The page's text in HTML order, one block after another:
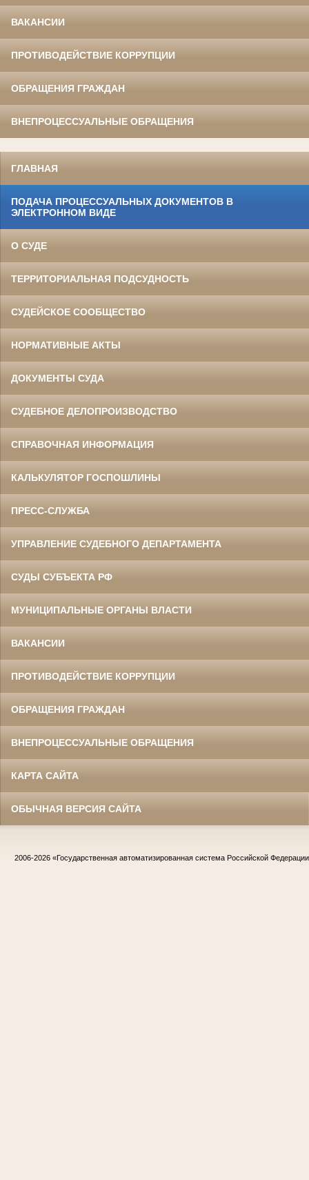
ВАКАНСИИ
ПРОТИВОДЕЙСТВИЕ КОРРУПЦИИ
ОБРАЩЕНИЯ ГРАЖДАН
ВНЕПРОЦЕССУАЛЬНЫЕ ОБРАЩЕНИЯ
ГЛАВНАЯ
ПОДАЧА ПРОЦЕССУАЛЬНЫХ ДОКУМЕНТОВ В
ЭЛЕКТРОННОМ ВИДЕ
О СУДЕ
ТЕРРИТОРИАЛЬНАЯ ПОДСУДНОСТЬ
СУДЕЙСКОЕ СООБЩЕСТВО
НОРМАТИВНЫЕ АКТЫ
ДОКУМЕНТЫ СУДА
СУДЕБНОЕ ДЕЛОПРОИЗВОДСТВО
СПРАВОЧНАЯ ИНФОРМАЦИЯ
КАЛЬКУЛЯТОР ГОСПОШЛИНЫ
ПРЕСС-СЛУЖБА
УПРАВЛЕНИЕ СУДЕБНОГО ДЕПАРТАМЕНТА
СУДЫ СУБЪЕКТА РФ
МУНИЦИПАЛЬНЫЕ ОРГАНЫ ВЛАСТИ
ВАКАНСИИ
ПРОТИВОДЕЙСТВИЕ КОРРУПЦИИ
ОБРАЩЕНИЯ ГРАЖДАН
ВНЕПРОЦЕССУАЛЬНЫЕ ОБРАЩЕНИЯ
КАРТА САЙТА
ОБЫЧНАЯ ВЕРСИЯ САЙТА
2006-2026 «Государственная автоматизированная система Российской